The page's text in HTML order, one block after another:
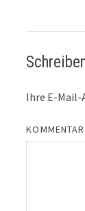
Ihre E-
KOMMENTAR